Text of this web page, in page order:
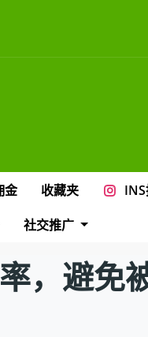
金 收藏夹
社交推广
，避